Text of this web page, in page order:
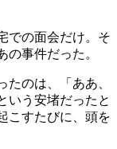
での面会だけ。そ
の事件だった。
のは、「ああ、
いう安堵だったと
こすたびに、頭を